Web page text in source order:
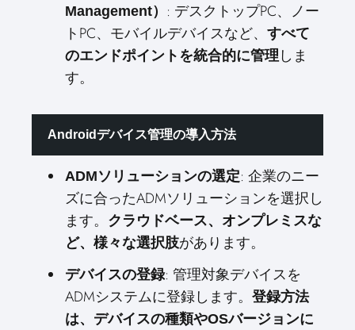
Management） : デスクトップPC、ノー
トPC、モバイルデバイスなど、
すべて
のエンドポイントを統合的に管理しま
す。
Androidデバイス管理の導入方法
ADMソリューションの選定: 企業のニー
ズに合ったADMソリューションを選択し
ます。
クラウドベース、オンプレミスな
ど、様々な選択肢があります。
デバイスの登録: 管理対象デバイスを
ADMシステムに登録します。 登録方法
は、デバイスの種類やOSバージョンに